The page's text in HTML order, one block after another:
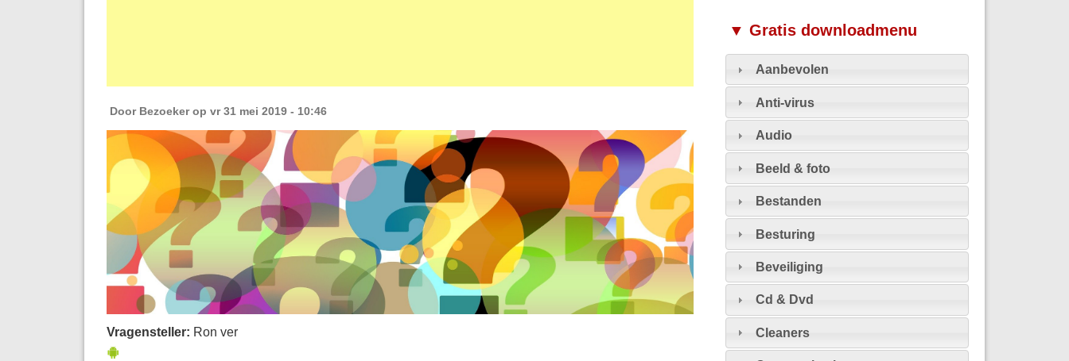
Door Bezoekerop vr 31 mei 2019 - 10:46
Vragensteller: Ron ver
▼ Gratis downloadmenu
Aanbevolen
Anti-virus
Audio
Beeld & foto
Bestanden
Besturing
Beveiliging
Cd & Dvd
Cleaners